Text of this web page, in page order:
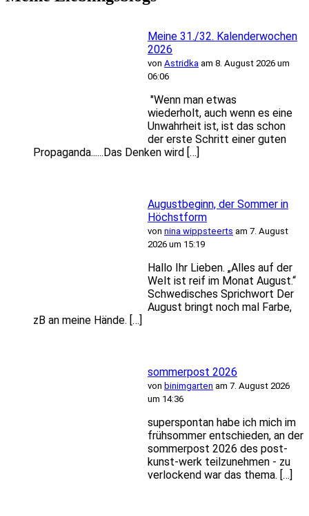
Meine 31./32. Kalenderwochen
2026
von Astridka am 8. August 2026 um
06:06
"Wenn man etwas
wiederholt, auch wenn es eine
Unwahrheit ist, ist das schon
der erste Schritt einer guten
Propaganda......Das Denken wird […]
Augustbeginn, der Sommer in
Höchstform
von nina wippsteerts am 7. August
2026 um 15:19
Hallo Ihr Lieben. „Alles auf der
Welt ist reif im Monat August.“
Schwedisches Sprichwort Der
August bringt noch mal Farbe,
zB an meine Hände. […]
sommerpost 2026
von binimgarten am 7. August 2026
um 14:36
superspontan habe ich mich im
frühsommer entschieden, an der
sommerpost 2026 des post-
kunst-werk teilzunehmen - zu
verlockend war das thema. […]